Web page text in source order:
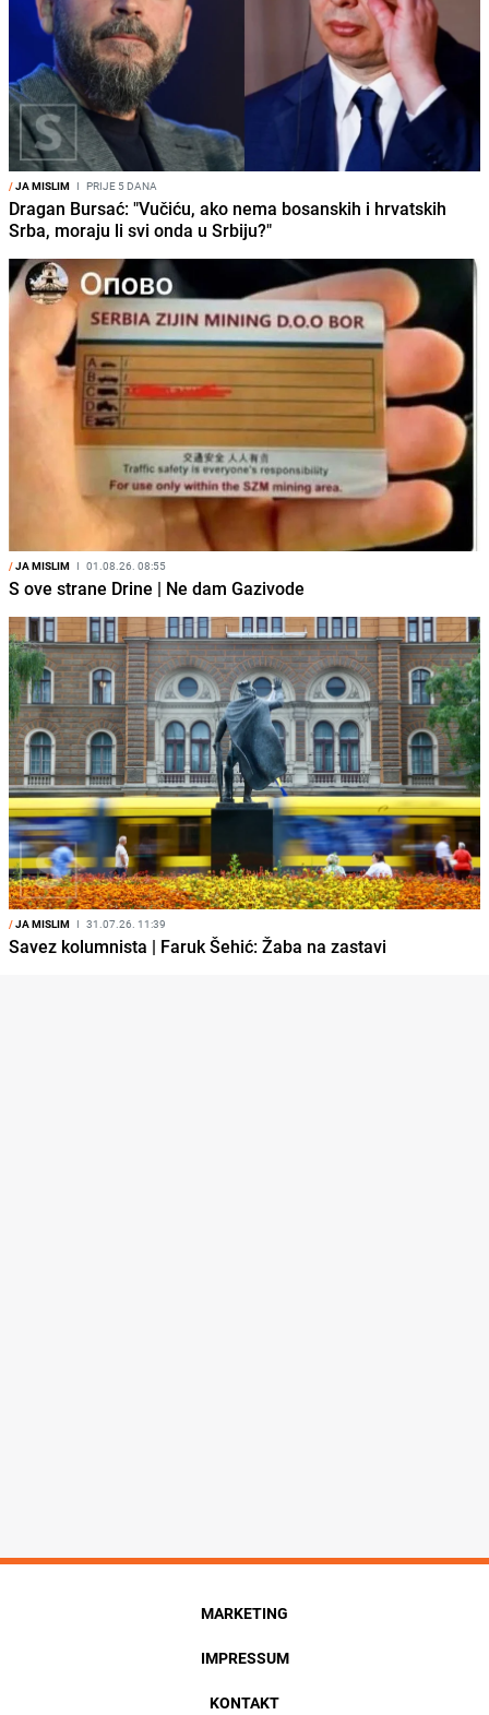
/JA MISLIM I PRIJE 5 DANA
Dragan Bursać: "Vučiću, ako nema bosanskih i hrvatskih
Srba, moraju li svi onda u Srbiju?"
/JA MISLIM I 01.08.26. 08:55
S ove strane Drine | Ne dam Gazivode
/JA MISLIM I 31.07.26. 11:39
Savez kolumnista | Faruk Šehić: Žaba na zastavi
MARKETING
IMPRESSUM
KONTAKT